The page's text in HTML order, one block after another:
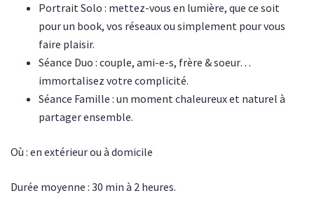
Portrait Solo : mettez-vous en lumière, que ce soit
pour un book, vos réseaux ou simplement pour vous
faire plaisir.
Séance Duo : couple, ami-e-s, frère & soeur…
immortalisez votre complicité.
Séance Famille : un moment chaleureux et naturel à
partager ensemble.
Où : en extérieur ou à domicile
Durée moyenne : 30 min à 2 heures.